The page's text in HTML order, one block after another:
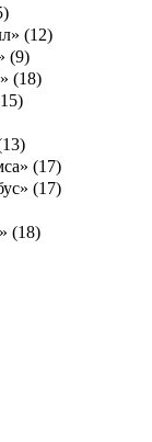
)
(12)
(9)
(18)
15)
13)
(17)
(17)
(18)